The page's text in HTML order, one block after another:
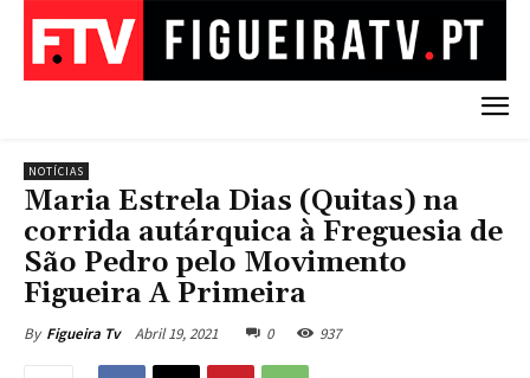
NOTÍCIAS
Maria Estrela Dias (Quitas) na
corrida autárquica à Freguesia de
São Pedro pelo Movimento
Figueira A Primeira
By Figueira Tv Abril 19, 2021 0 937